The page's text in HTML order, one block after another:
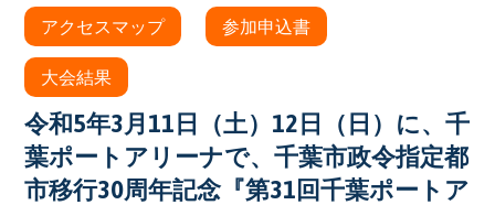
アクセスマップ 参加申込書
大会結果
令和5年3月11日（土）12日（日）に、千
葉ポートアリーナで、千葉市政令指定都
市移行30周年記念『第31回千葉ポートア